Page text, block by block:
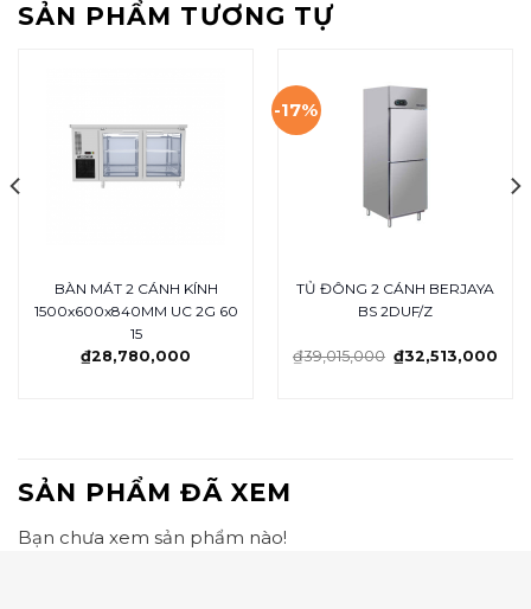
SẢN PHẨM TƯƠNG TỰ
BÀN MÁT 2 CÁNH KÍNH
1500x600x840MM UC 2G 60
15
₫28,780,000
-17%
TỦ ĐÔNG 2 CÁNH BERJAYA
BS 2DUF/Z
₫39,015,000 ₫32,513,000
SẢN PHẨM ĐÃ XEM
Bạn chưa xem sản phẩm nào!